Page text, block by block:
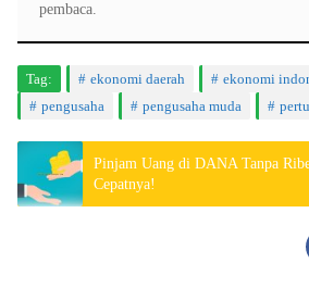
pembaca.
Tag: ekonomi daerah ekonomi
pengusaha
pengusaha muda
Pinjam Uang di DANA Tanpa
Cepatnya!